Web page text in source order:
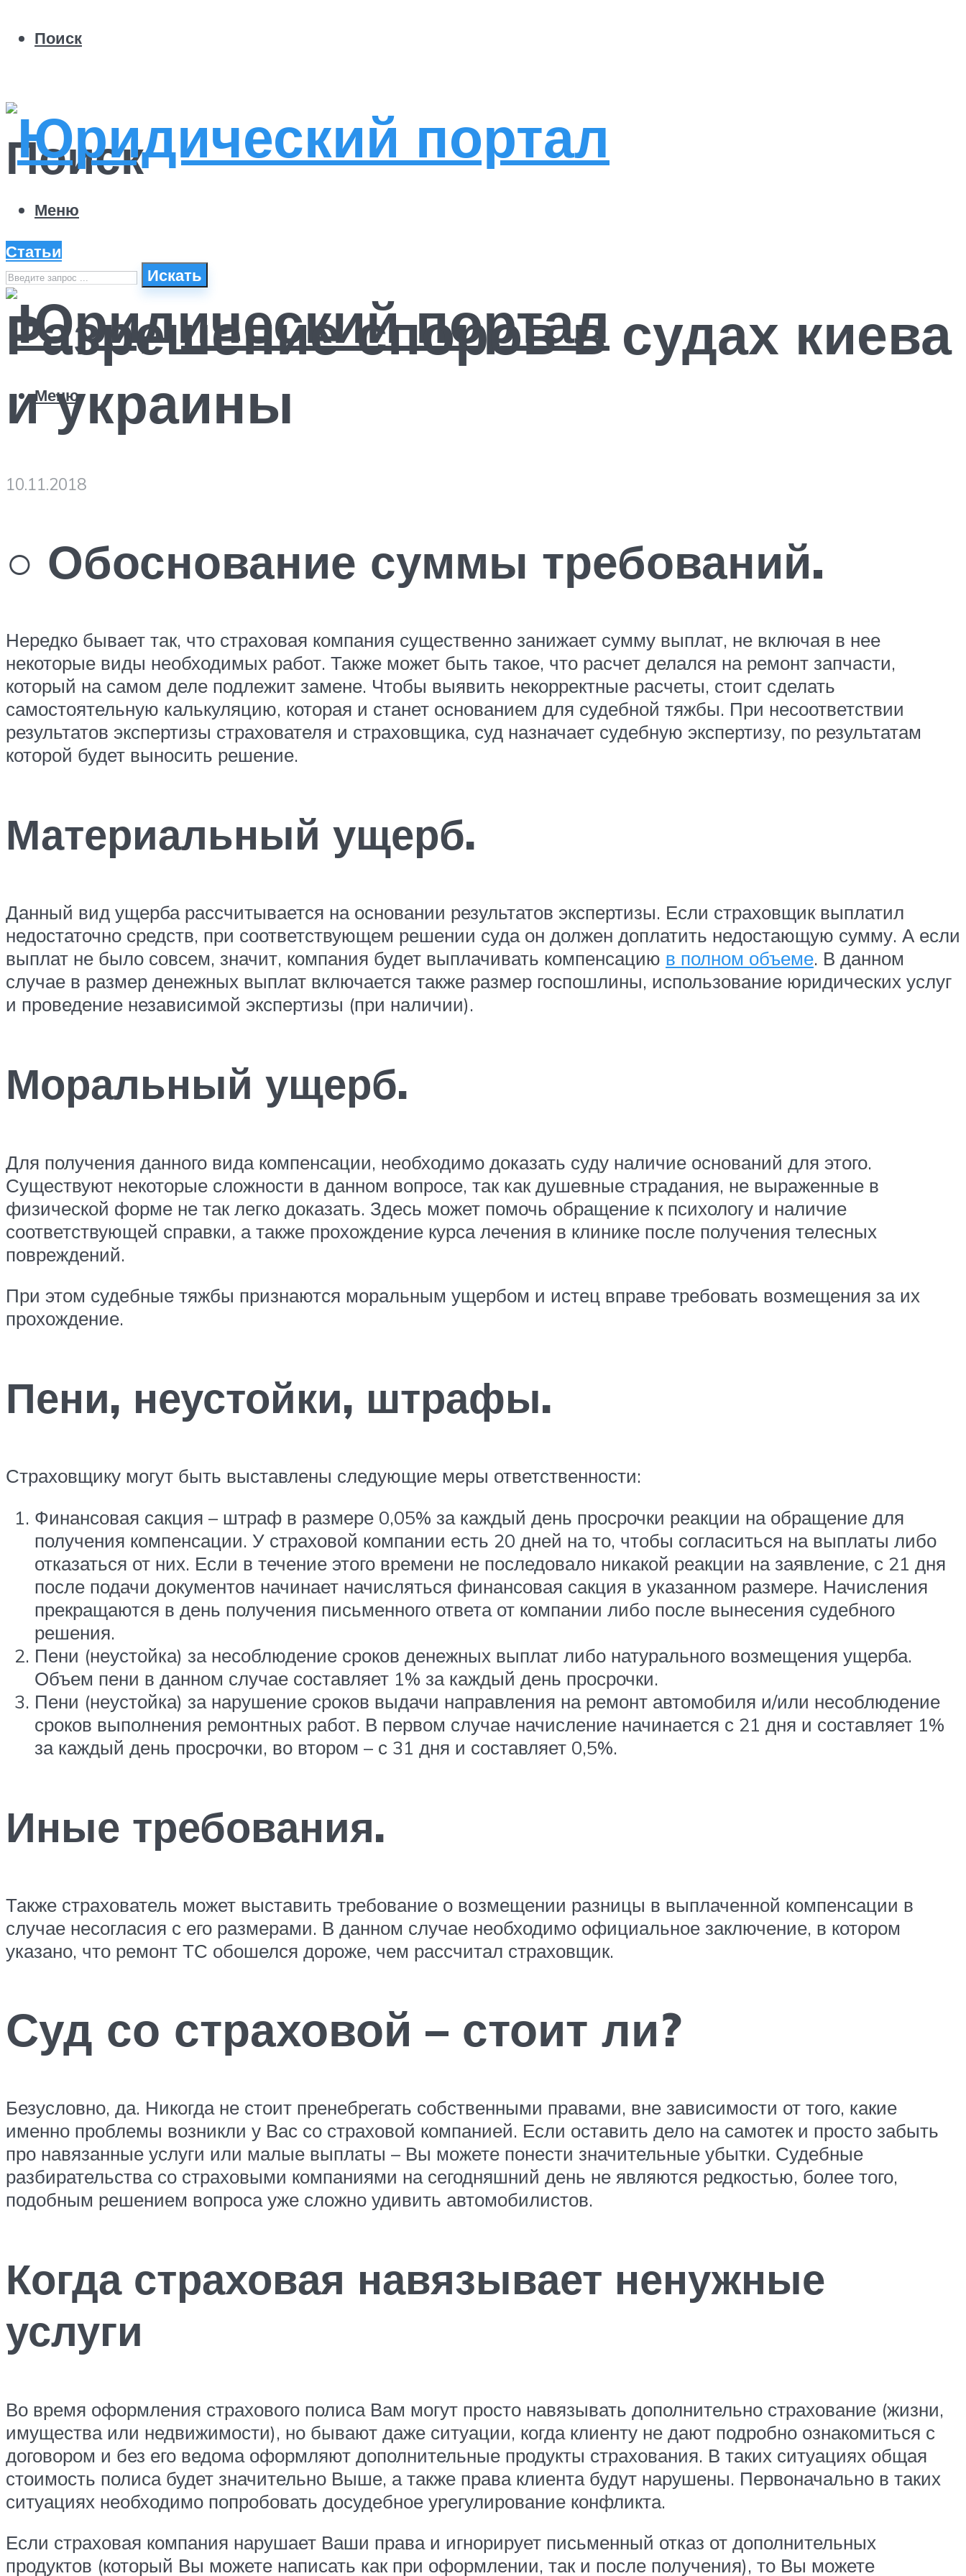
Поиск
Поиск
Искать
Меню
Меню
Статьи
Разрешение споров в судах киева
и украины
10.11.2018
○ Обоснование суммы требований.
Нередко бывает так, что страховая компания существенно занижает сумму выплат, не включая в нее
некоторые виды необходимых работ. Также может быть такое, что расчет делался на ремонт запчасти,
который на самом деле подлежит замене. Чтобы выявить некорректные расчеты, стоит сделать
самостоятельную калькуляцию, которая и станет основанием для судебной тяжбы. При несоответствии
результатов экспертизы страхователя и страховщика, суд назначает судебную экспертизу, по результатам
которой будет выносить решение.
Материальный ущерб.
Данный вид ущерба рассчитывается на основании результатов экспертизы. Если страховщик выплатил
недостаточно средств, при соответствующем решении суда он должен доплатить недостающую сумму. А если
выплат не было совсем, значит, компания будет выплачивать компенсацию в полном объеме. В данном
случае в размер денежных выплат включается также размер госпошлины, использование юридических услуг
и проведение независимой экспертизы (при наличии).
Моральный ущерб.
Для получения данного вида компенсации, необходимо доказать суду наличие оснований для этого.
Существуют некоторые сложности в данном вопросе, так как душевные страдания, не выраженные в
физической форме не так легко доказать. Здесь может помочь обращение к психологу и наличие
соответствующей справки, а также прохождение курса лечения в клинике после получения телесных
повреждений.
При этом судебные тяжбы признаются моральным ущербом и истец вправе требовать возмещения за их
прохождение.
Пени, неустойки, штрафы.
Страховщику могут быть выставлены следующие меры ответственности:
Финансовая сакция – штраф в размере 0,05% за каждый день просрочки реакции на обращение для
получения компенсации. У страховой компании есть 20 дней на то, чтобы согласиться на выплаты либо
отказаться от них. Если в течение этого времени не последовало никакой реакции на заявление, с 21 дня
после подачи документов начинает начисляться финансовая сакция в указанном размере. Начисления
прекращаются в день получения письменного ответа от компании либо после вынесения судебного
решения.
Пени (неустойка) за несоблюдение сроков денежных выплат либо натурального возмещения ущерба.
Объем пени в данном случае составляет 1% за каждый день просрочки.
Пени (неустойка) за нарушение сроков выдачи направления на ремонт автомобиля и/или несоблюдение
сроков выполнения ремонтных работ. В первом случае начисление начинается с 21 дня и составляет 1%
за каждый день просрочки, во втором – с 31 дня и составляет 0,5%.
Иные требования.
Также страхователь может выставить требование о возмещении разницы в выплаченной компенсации в
случае несогласия с его размерами. В данном случае необходимо официальное заключение, в котором
указано, что ремонт ТС обошелся дороже, чем рассчитал страховщик.
Суд со страховой – стоит ли?
Безусловно, да. Никогда не стоит пренебрегать собственными правами, вне зависимости от того, какие
именно проблемы возникли у Вас со страховой компанией. Если оставить дело на самотек и просто забыть
про навязанные услуги или малые выплаты – Вы можете понести значительные убытки. Судебные
разбирательства со страховыми компаниями на сегодняшний день не являются редкостью, более того,
подобным решением вопроса уже сложно удивить автомобилистов.
Когда страховая навязывает ненужные
услуги
Во время оформления страхового полиса Вам могут просто навязывать дополнительно страхование (жизни,
имущества или недвижимости), но бывают даже ситуации, когда клиенту не дают подробно ознакомиться с
договором и без его ведома оформляют дополнительные продукты страхования. В таких ситуациях общая
стоимость полиса будет значительно Выше, а также права клиента будут нарушены. Первоначально в таких
ситуациях необходимо попробовать досудебное урегулирование конфликта.
Если страховая компания нарушает Ваши права и игнорирует письменный отказ от дополнительных
продуктов (который Вы можете написать как при оформлении, так и после получения), то Вы можете